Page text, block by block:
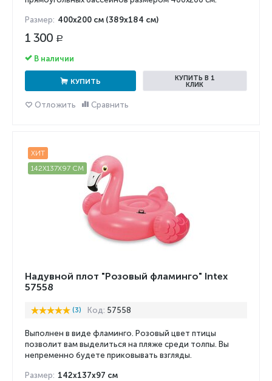
Размер: 400x200 см (389x184 см)
1 300 Р
В наличии
КУПИТЬ
КУПИТЬ В 1
КЛИК
Отложить Сравнить
ХИТ
142X137X97 СМ
Надувной плот "Розовый фламинго" Intex
57558
(3) Код: 57558
Выполнен в виде фламинго. Розовый цвет птицы
позволит вам выделиться на пляже среди толпы. Вы
непременно будете приковывать взгляды.
Размер: 142x137x97 см